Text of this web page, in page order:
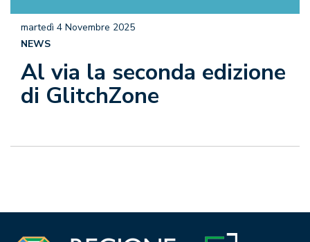
Al via la seconda edizione
di GlitchZone
martedì 4 Novembre 2025
NEWS